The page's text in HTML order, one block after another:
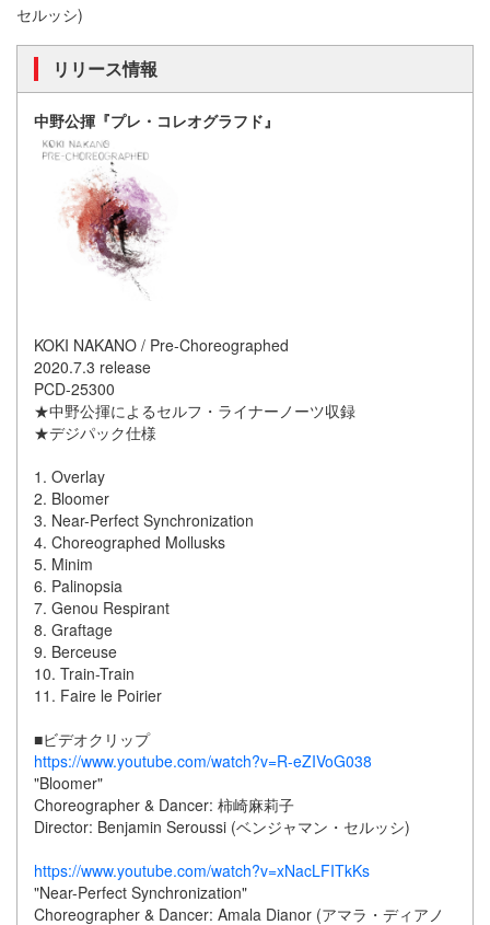
セルッシ)
リリース情報
中野公揮『プレ・コレオグラフド』
KOKI NAKANO / Pre-Choreographed
2020.7.3 release
PCD-25300
★中野公揮によるセルフ・ライナーノーツ収録
★デジパック仕様
1. Overlay
2. Bloomer
3. Near-Perfect Synchronization
4. Choreographed Mollusks
5. Minim
6. Palinopsia
7. Genou Respirant
8. Graftage
9. Berceuse
10. Train-Train
11. Faire le Poirier
■ビデオクリップ
https://www.youtube.com/watch?v=R-eZIVoG038
"Bloomer"
Choreographer & Dancer: 柿崎麻莉子
Director: Benjamin Seroussi (ベンジャマン・セルッシ)
https://www.youtube.com/watch?v=xNacLFITkKs
"Near-Perfect Synchronization"
Choreographer & Dancer: Amala Dianor (アマラ・ディアノ